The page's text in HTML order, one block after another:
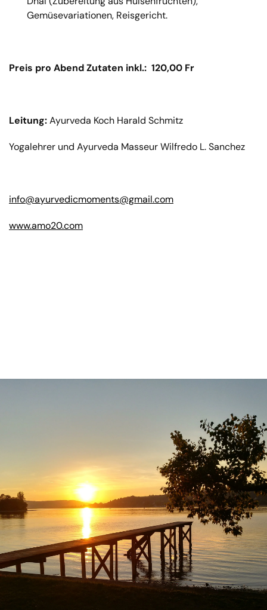
Gemüsevariationen, Reisgericht.
Preis pro Abend Zutaten inkl.: 120,00 Fr
Leitung:Ayurveda Koch Harald Schmitz
Yogalehrer und Ayurveda Masseur Wilfredo L. Sanchez
info@ayurvedicmoments@gmail.com
www.amo20.com